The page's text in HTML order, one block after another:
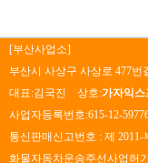
[부산사업소]
부산시 사상구 사상로 477번
대표:김국진 상호:가자익스
사업자등록번호:615-12-
통신판매신고번호 : 제 2011-
화물자동차운송주선사업허